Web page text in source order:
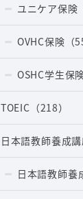
ユニケア保険
OVHC保険 （
OSHC学生保
TOEIC （218）
日本語教師養成
日本語教師